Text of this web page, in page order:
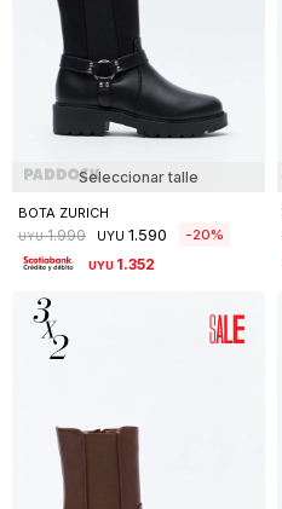
Seleccionar talle
BOTA ZURICH
UYU 1.990 UYU 1.590 20
UYU 1.352